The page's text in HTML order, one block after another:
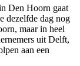
Den Hoorn gaat
dezelfde dag nog
maar in heel
uit Delft,
aan een